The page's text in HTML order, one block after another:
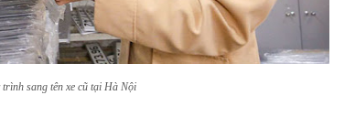
trình sang tên xe cũ tại Hà Nội